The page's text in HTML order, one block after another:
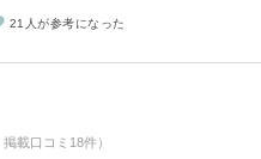
21人が参考になった
載口コミ18件）